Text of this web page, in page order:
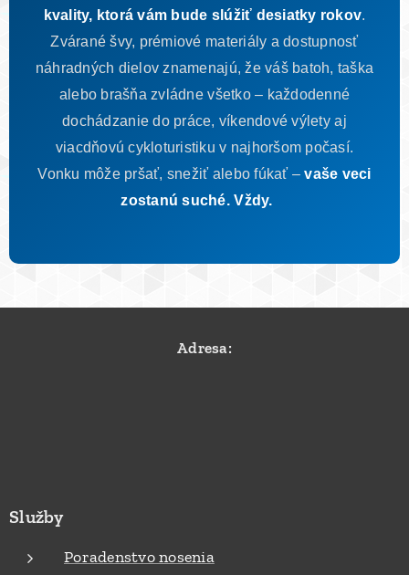
kvality, ktorá vám bude slúžiť desiatky rokov.
Zvárané švy, prémiové materiály a dostupnosť
náhradných dielov znamenajú, že váš batoh, taška
alebo brašňa zvládne všetko – každodenné
dochádzanie do práce, víkendové výlety aj
viacdňovú cykloturistiku v najhoršom počasí.
Vonku môže pršať, snežiť alebo fúkať –vaše veci
zostanú suché. Vždy.
Adresa:
Služby
Poradenstvo nosenia